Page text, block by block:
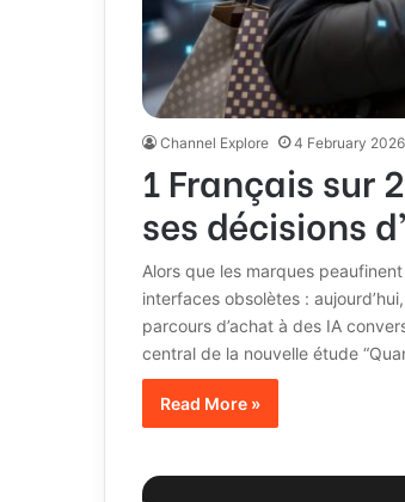
Channel Explore 4 February 2026
1 Français sur
ses décisions
Alors que les marques
interfaces obsolètes :
parcours d’achat à des IA
central de la nouvelle étude
Read More »